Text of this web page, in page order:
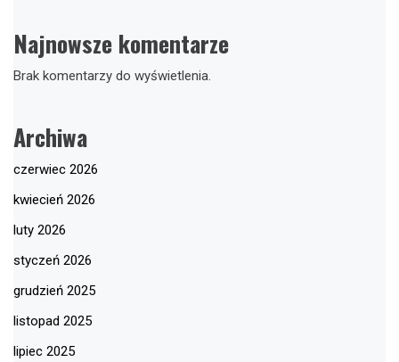
Najnowsze komentarze
Brak komentarzy do wyświetlenia.
Archiwa
czerwiec 2026
kwiecień 2026
luty 2026
styczeń 2026
grudzień 2025
listopad 2025
lipiec 2025